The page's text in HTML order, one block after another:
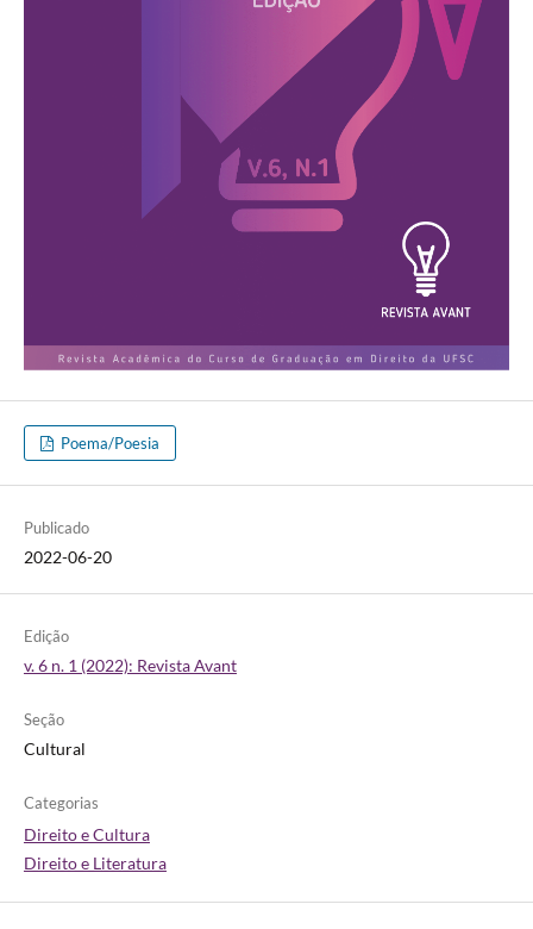
Poema/Poesia
Publicado
2022-06-20
Edição
v. 6 n. 1 (2022): Revista Avant
Seção
Cultural
Categorias
Direito e Cultura
Direito e Literatura